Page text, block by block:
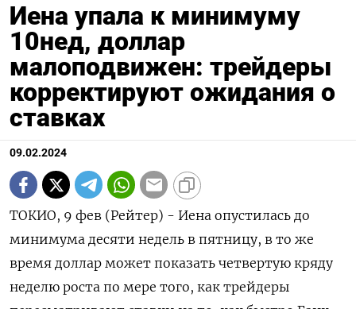
Иена упала к минимуму
10нед, доллар
малоподвижен: трейдеры
корректируют ожидания о
ставках
09.02.2024
ТОКИО, 9 фев (Рейтер) - Иена опустилась до
минимума десяти недель в пятницу, в то же
время доллар может показать четвертую кряду
неделю роста по мере того, как трейдеры